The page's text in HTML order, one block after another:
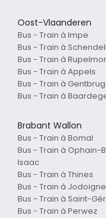
Oost-Vlaanderen
Bus - Train à Impe
Bus - Train à
Bus - Train à
Bus - Train à Appels
Bus - Train à
Bus - Train à
Brabant Wallon
Bus - Train à Bomal
Bus - Train à Ophain-
Isaac
Bus - Train à Thines
Bus - Train à Jodoigne
Bus - Train à Saint-
Bus - Train à Perwez